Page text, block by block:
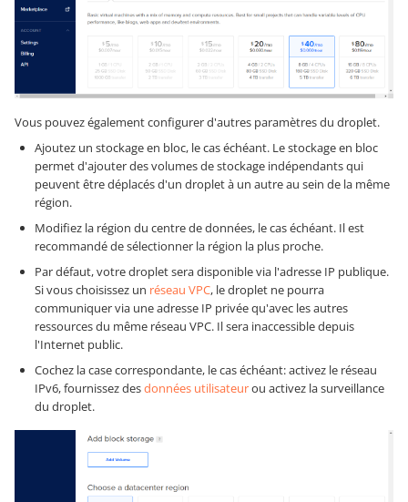
Vous pouvez également configurer d'autres paramètres du droplet.
Ajoutez un stockage en bloc, le cas échéant. Le stockage en bloc
permet d'ajouter des volumes de stockage indépendants qui
peuvent être déplacés d'un droplet à un autre au sein de la même
région.
Modifiez la région du centre de données, le cas échéant. Il est
recommandé de sélectionner la région la plus proche.
Par défaut, votre droplet sera disponible via l'adresse IP publique.
Si vous choisissez un réseau VPC, le droplet ne pourra
communiquer via une adresse IP privée qu'avec les autres
ressources du même réseau VPC. Il sera inaccessible depuis
l'Internet public.
Cochez la case correspondante, le cas échéant: activez le réseau
IPv6, fournissez desdonnées utilisateurou activez la surveillance
du droplet.